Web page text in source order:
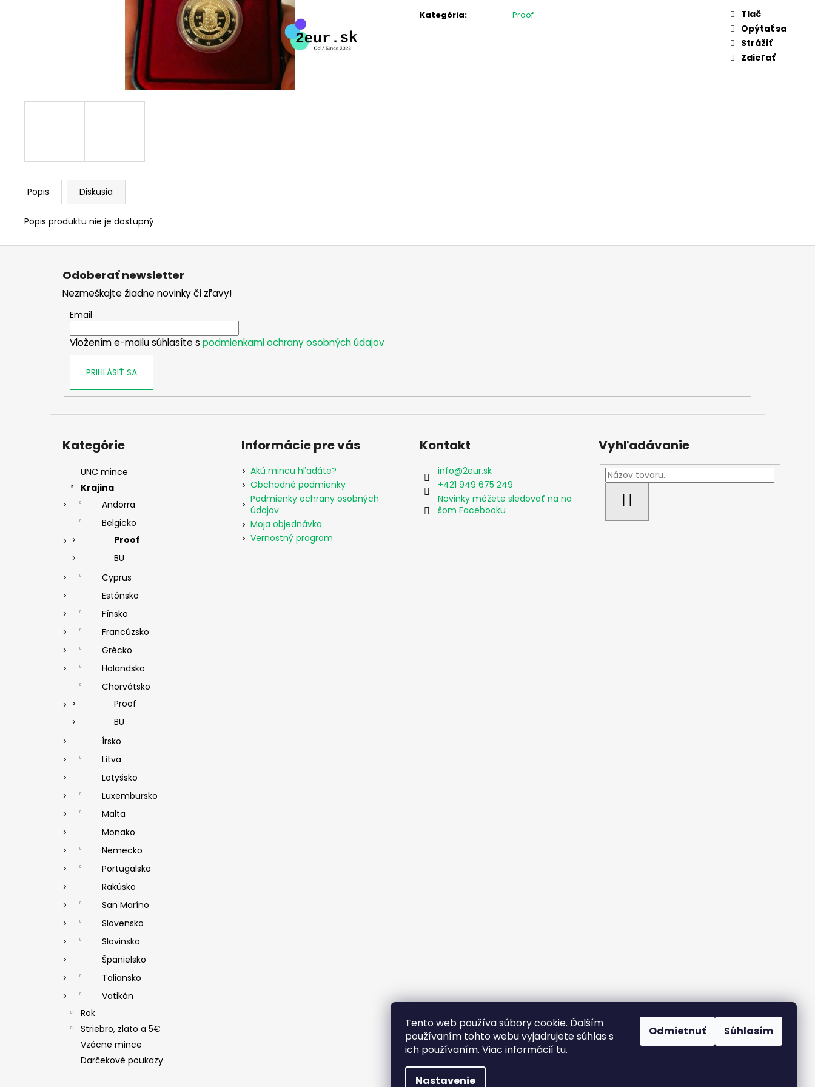
Tento web používa súbory cookie. Ďalším
používaním tohto webu vyjadrujete súhlas s
ich používaním. Viac informácií tu.
Nastavenie
Odmietnuť Súhlasím
cena:
Kategória: Proof
Tlač
Opýtať sa
Strážiť
Zdieľať
Popis Diskusia
Popis produktu nie je dostupný
€3,10
Z
Odoberať newsletter
Nezmeškajte žiadne novinky či zľavy!
Email
Vložením e-mailu súhlasíte s podmienkami ochrany osobných údajov
PRIHLÁSIŤ SA
kategórie
Kategórie
UNC mince
Krajina
Andorra
Belgicko
Proof
BU
Cyprus
Estónsko
Fínsko
Francúzsko
Grécko
Holandsko
Chorvátsko
Proof
BU
Írsko
Litva
Lotyšsko
Luxembursko
Malta
Monako
Nemecko
Portugalsko
Rakúsko
San Maríno
Slovensko
Slovinsko
Španielsko
Taliansko
Vatikán
Rok
Striebro, zlato a 5€
Vzácne mince
Darčekové poukazy
Informácie pre vás
Akú mincu hľadáte?
Obchodné podmienky
Podmienky ochrany osobných
údajov
Moja objednávka
Vernostný program
Kontakt
info@2eur.sk
+421 949 675 249
Novinky môžete sledovať na na
šom Facebooku
Vyhľadávanie